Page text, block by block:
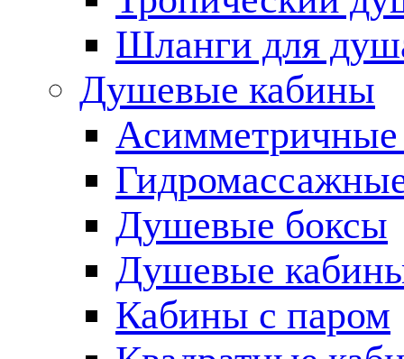
Шланги для
Душевые кабины
Душевые боксы
Душевые
Кабины с паром